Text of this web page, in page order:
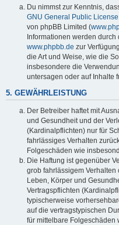
Du nimmst zur Kenntnis,
GNU General Public License
von phpBB Limited (
Informationen werden
www.phpbb.de zur
die Art und Weise, wie die
insbesondere die
untersagen oder auf Inhalte
5. GEWÄHRLEISTUNG
Der Betreiber haftet mit
und Gesundheit und der
(Kardinalpflichten) nur für
fahrlässiges Verhalten
Folgeschäden wie
Die Haftung ist gegenüber
grob fahrlässigem
Leben, Körper und
Vertragspflichten
typischerweise
auf die vertragstypischen
für mittelbare Folgeschäden